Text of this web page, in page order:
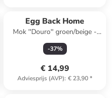
Egg Back Home
Mok ''Douro'' groen/beige -
360 ml
-37%
€ 14,99
Adviesprijs (AVP): € 23,90*